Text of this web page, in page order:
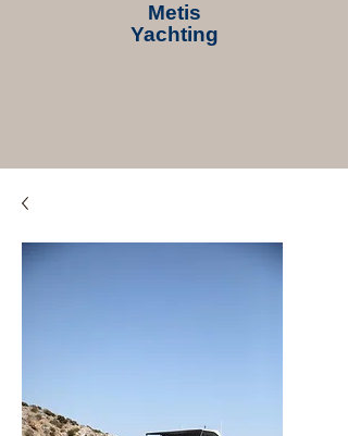
Metis
Yachting